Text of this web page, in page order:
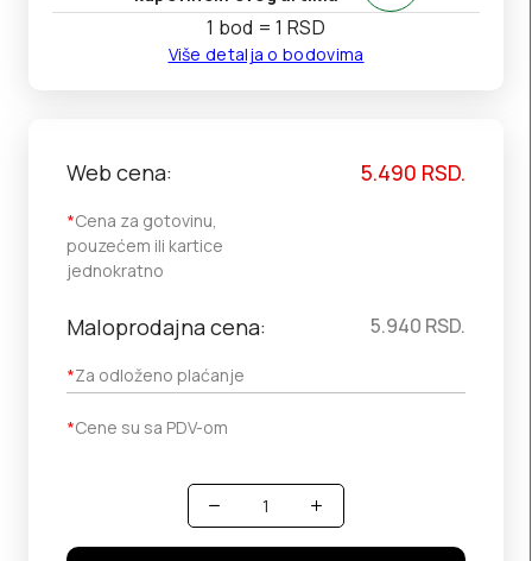
1 bod = 1 RSD
Više detalja o bodovima
Web cena:
*Cena za gotovinu,
pouzećem ili kartice
jednokratno
5.490 RSD.
Maloprodajna cena:
*Za odloženo plaćanje
5.940 RSD.
*Cene su sa PDV-om
Količina